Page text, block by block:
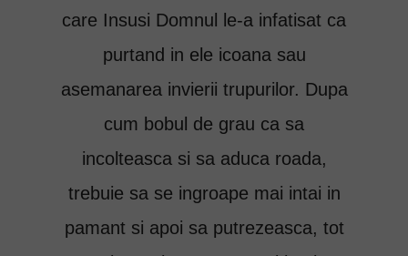
care Insusi Domnul le-a infatisat ca
purtand in ele icoana sau
asemanarea invierii trupurilor. Dupa
cum bobul de grau ca sa
incolteasca si sa aduca roada,
trebuie sa se ingroape mai intai in
pamant si apoi sa putrezeasca, tot